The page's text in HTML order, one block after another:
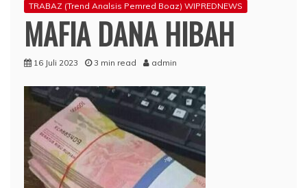
TRABAZ (Trend Analsis Pemred Boaz) WIPREDNEWS
MAFIA DANA HIBAH
16 Juli 2023 3 min read admin